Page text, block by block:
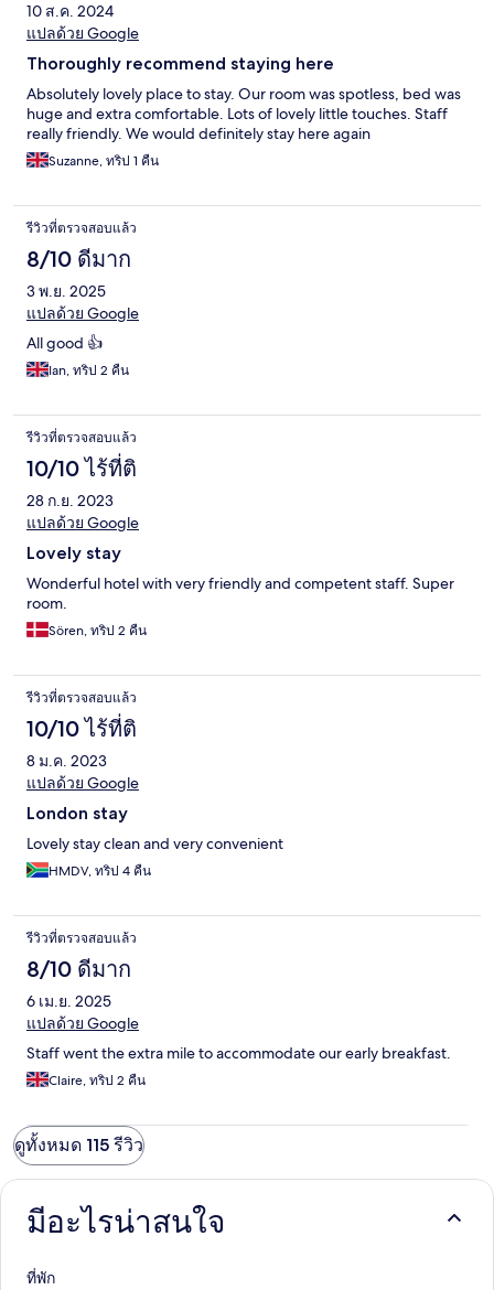
10 ส.ค. 2024
แปลด้วย Google
Thoroughly recommend staying here
Absolutely lovely place to stay. Our room was spotless, bed was
huge and extra comfortable. Lots of lovely little touches. Staff
really friendly. We would definitely stay here again
Suzanne, ทริป 1 คืน
รีวิวที่ตรวจสอบแล้ว
8/10 ดีมาก
3 พ.ย. 2025
แปลด้วย Google
All good 👍
Ian, ทริป 2 คืน
รีวิวที่ตรวจสอบแล้ว
10/10 ไร้ที่ติ
28 ก.ย. 2023
แปลด้วย Google
Lovely stay
Wonderful hotel with very friendly and competent staff. Super
room.
Sören, ทริป 2 คืน
รีวิวที่ตรวจสอบแล้ว
10/10 ไร้ที่ติ
8 ม.ค. 2023
แปลด้วย Google
London stay
Lovely stay clean and very convenient
HMDV, ทริป 4 คืน
รีวิวที่ตรวจสอบแล้ว
8/10 ดีมาก
6 เม.ย. 2025
แปลด้วย Google
Staff went the extra mile to accommodate our early breakfast.
Claire, ทริป 2 คืน
ดูทั้งหมด 115 รีวิว
มีอะไรน่าสนใจ
ที่พัก